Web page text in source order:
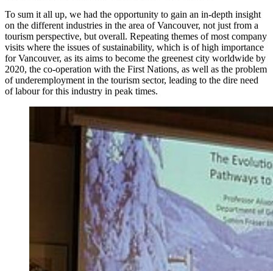
To sum it all up, we had the opportunity to gain an in-depth insight
on the different industries in the area of Vancouver, not just from a
tourism perspective, but overall. Repeating themes of most company
visits where the issues of sustainability, which is of high importance
for Vancouver, as its aims to become the greenest city worldwide by
2020, the co-operation with the First Nations, as well as the problem
of underemployment in the tourism sector, leading to the dire need
of labour for this industry in peak times.